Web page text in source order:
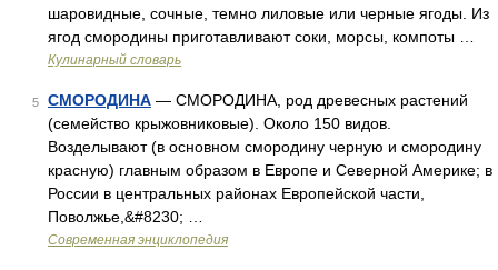
шаровидные, сочные, темно лиловые или черные ягоды. Из
ягод смородины приготавливают соки, морсы, компоты …
Кулинарный словарь
5 СМОРОДИНА — СМОРОДИНА, род древесных растений
(семейство крыжовниковые). Около 150 видов.
Возделывают (в основном смородину черную и смородину
красную) главным образом в Европе и Северной Америке; в
России в центральных районах Европейской части,
Поволжье,&#8230; …
Современная энциклопедия